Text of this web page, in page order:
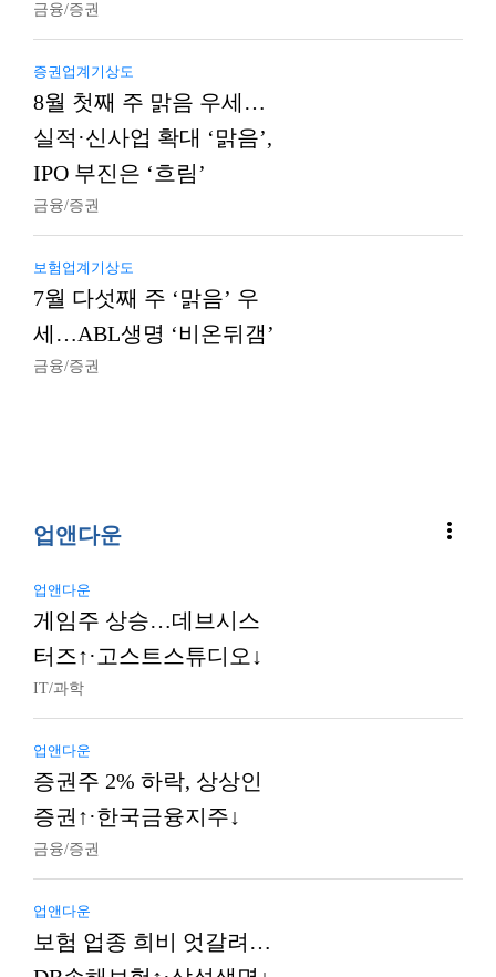
금융/증권
증권업계기상도
8월 첫째 주 맑음 우세…
실적·신사업 확대 ‘맑음’,
IPO 부진은 ‘흐림’
금융/증권
보험업계기상도
7월 다섯째 주 ‘맑음’ 우
세…ABL생명 ‘비온뒤갬’
금융/증권
업앤다운 more_vert
업앤다운
게임주 상승…데브시스
터즈↑·고스트스튜디오↓
IT/과학
업앤다운
증권주 2% 하락, 상상인
증권↑·한국금융지주↓
금융/증권
업앤다운
보험 업종 희비 엇갈려…